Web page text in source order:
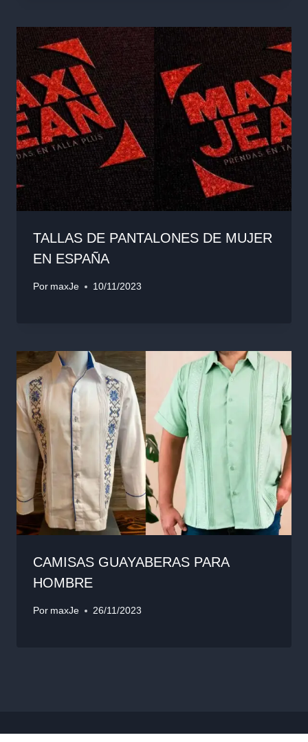
TALLAS DE PANTALONES DE MUJER
EN ESPAÑA
Por maxJe 10/11/2023
CAMISAS GUAYABERAS PARA
HOMBRE
Por maxJe 26/11/2023